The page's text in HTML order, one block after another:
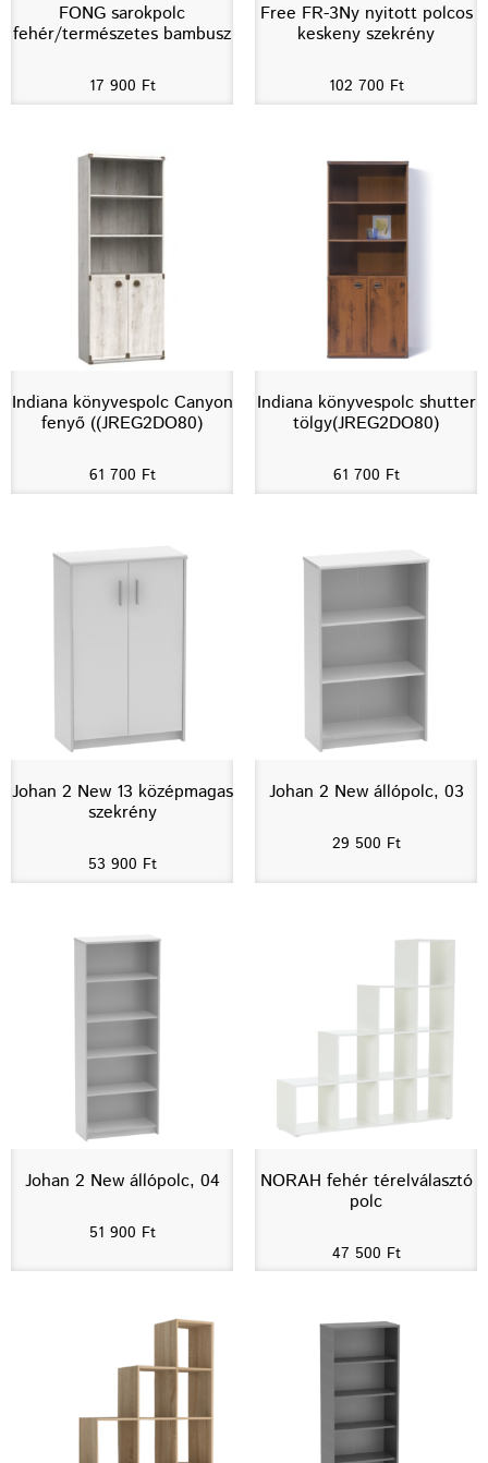
FONG sarokpolc
fehér/természetes bambusz
17 900 Ft
Free FR-3Ny nyitott polcos
keskeny szekrény
102 700 Ft
Indiana könyvespolc Canyon
fenyő ((JREG2DO80)
61 700 Ft
Indiana könyvespolc shutter
tölgy(JREG2DO80)
61 700 Ft
Johan 2 New 13 középmagas
szekrény
53 900 Ft
Johan 2 New állópolc, 03
29 500 Ft
Johan 2 New állópolc, 04
51 900 Ft
NORAH fehér térelválasztó
polc
47 500 Ft